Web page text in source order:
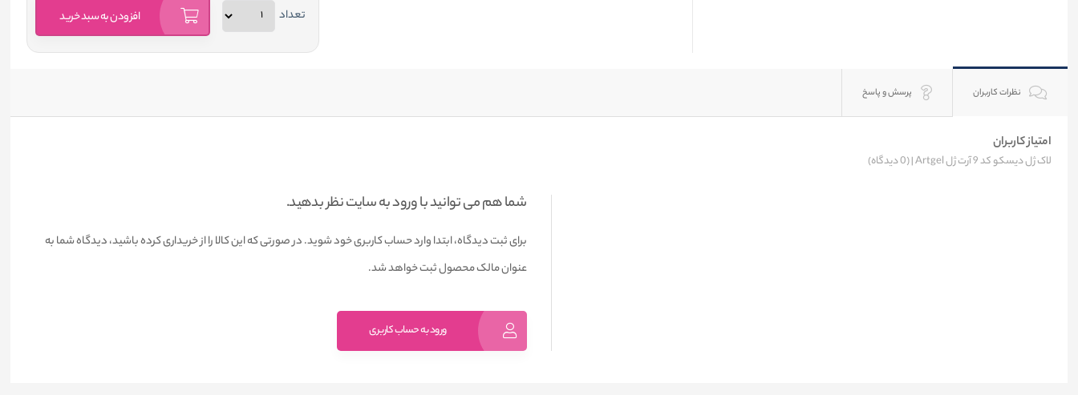
تعداد افزودن به سبد خرید
نظرات کاربران پرسش و پاسخ
امتیاز کاربران
لاک ژل دیسکو کد 9 آرت ژل Artgel | (0 دیدگاه)
شما هم می توانید با ورود به سایت نظر بدهید.
برای ثبت دیدگاه، ابتدا وارد حساب کاربری خود شوید. در صورتی که این کالا را از خریداری کرده باشید، دیدگاه شما به
عنوان مالک محصول ثبت خواهد شد.
ورود به حساب کاربری